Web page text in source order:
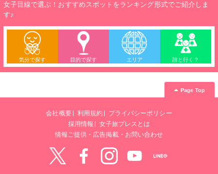
女子目線で選ぶ！おすすめスポットをランキング形式でご紹介しま
す♪
気分で探す 目的で探す エリア 誰と行く？
Page Top
会社概要 利用規約
プライバシーポリシー
採用情報
女子旅プレスとは
情報ご提供・広告掲載・お問い合わせ